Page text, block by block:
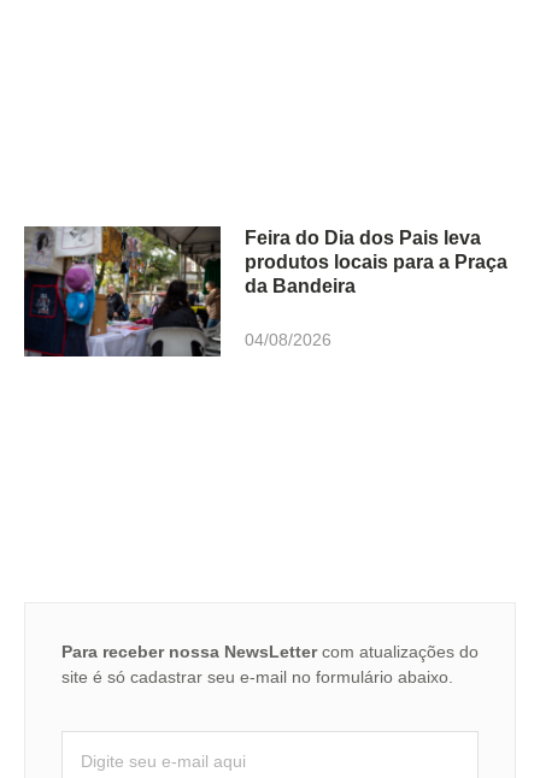
Feira do Dia dos Pais leva
produtos locais para a Praça
da Bandeira
04/08/2026
Para receber nossa NewsLettercom atualizações do
site é só cadastrar seu e-mail no formulário abaixo.